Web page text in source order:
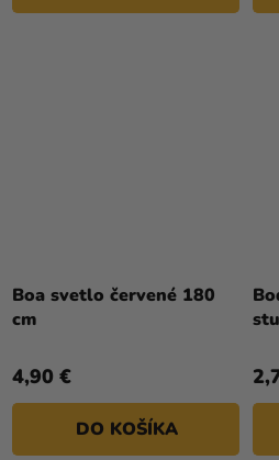
Boa svetlo červené 180
cm
4,90 €
DO KOŠÍKA